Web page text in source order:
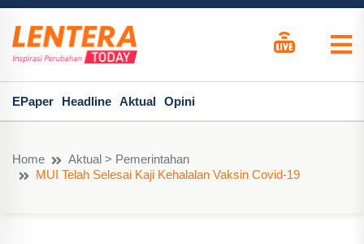
EPaper Headline Aktual Opini
Home
Aktual > Pemerintahan
MUI Telah Selesai Kaji Kehalalan Vaksin Covid-19